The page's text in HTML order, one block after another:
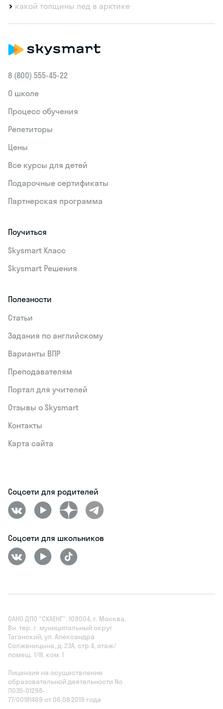
какой толщины лед в арктике
8 (800) 555‑45-22
О школе
Процесс обучения
Репетиторы
Цены
Все курсы для детей
Подарочные сертификаты
Партнерская программа
Поучиться
Skysmart Класс
Skysmart Решения
Полезности
Статьи
Задания по английскому
Варианты ВПР
Преподавателям
Портал для учителей
Отзывы о Skysmart
Контакты
Карта сайта
Соцсети для родителей
Соцсети для школьников
ОАНО ДПО "СКАЕНГ", 109004, г. Москва,
Вн. тер. г. муниципальный округ
Таганский, ул. Александра
Солженицына, д. 23А, стр.4, этаж/
помещ. 1/III, ком. 1
Лицензия на осуществление
образовательной деятельности No
Л035‑01298-
77/00181469 от 06.08.2019 года